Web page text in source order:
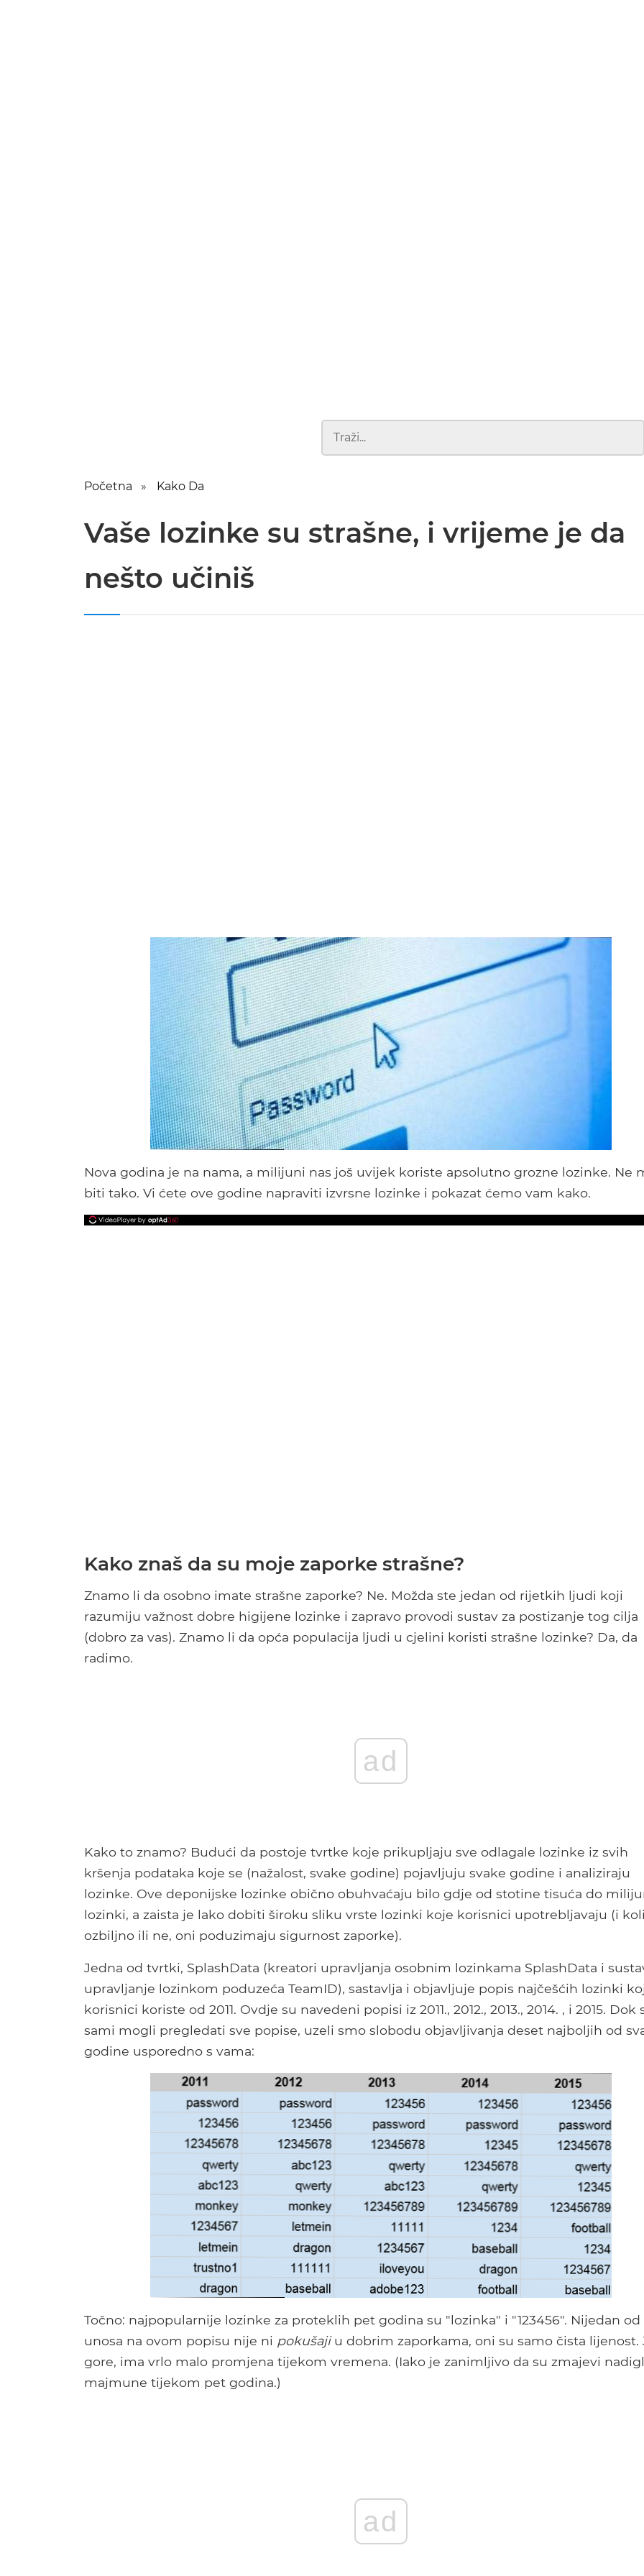
Početna Kako Da
Vaše lozinke su strašne, i vrijeme je da
nešto učiniš
Nova godina je na nama, a milijuni nas još uvijek koriste apsolutno grozne lozinke. Ne
biti tako. Vi ćete ove godine napraviti izvrsne lozinke i pokazat ćemo vam kako.
Kako znaš da su moje zaporke strašne?
Znamo li da osobno imate strašne zaporke? Ne. Možda ste jedan od rijetkih ljudi koji
razumiju važnost dobre higijene lozinke i zapravo provodi sustav za postizanje tog cilja
(dobro za vas). Znamo li da opća populacija ljudi u cjelini koristi strašne lozinke? Da, da
radimo.
ad
Kako to znamo? Budući da postoje tvrtke koje prikupljaju sve odlagale lozinke iz svih
kršenja podataka koje se (nažalost, svake godine) pojavljuju svake godine i analiziraju
lozinke. Ove deponijske lozinke obično obuhvaćaju bilo gdje od stotine tisuća do
lozinki, a zaista je lako dobiti široku sliku vrste lozinki koje korisnici upotrebljavaju (i
ozbiljno ili ne, oni poduzimaju sigurnost zaporke).
Jedna od tvrtki, SplashData (kreatori upravljanja osobnim lozinkama SplashData i
upravljanje lozinkom poduzeća TeamID), sastavlja i objavljuje popis najčešćih lozinki
korisnici koriste od 2011. Ovdje su navedeni popisi iz 2011., 2012., 2013., 2014. , i 2015. Dok
sami mogli pregledati sve popise, uzeli smo slobodu objavljivanja deset najboljih od
godine usporedno s vama:
Točno: najpopularnije lozinke za proteklih pet godina su "lozinka" i "123456". Nijedan od
unosa na ovom popisu nije ni pokušajiu dobrim zaporkama, oni su samo čista lijenost.
gore, ima vrlo malo promjena tijekom vremena. (Iako je zanimljivo da su zmajevi
majmune tijekom pet godina.)
ad